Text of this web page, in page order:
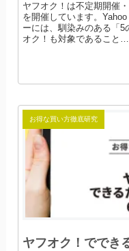
ヤフオク！は不定期開催
を開催しています。
ーには、馴染みのある「
オク！も対象であること
お得な買い方徹底研究
ヤフオク！ででき